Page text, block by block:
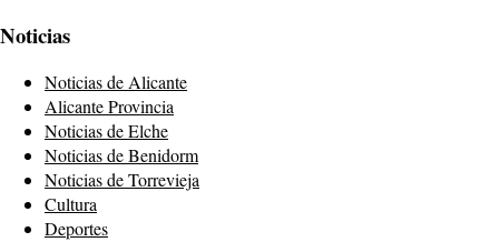
Noticias
Noticias de Alicante
Alicante Provincia
Noticias de Elche
Noticias de Benidorm
Noticias de Torrevieja
Cultura
Deportes